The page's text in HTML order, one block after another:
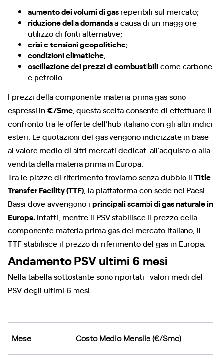
aumento dei volumi di gasreperibili sul mercato;
riduzione della domandaa causa di un maggiore
utilizzo di fonti alternative;
crisi e tensioni geopolitiche;
condizioni climatiche;
oscillazione dei prezzi di combustibilicome carbone
e petrolio.
I prezzi della componente materia prima gas sono
espressi in€/Smc , questa scelta consente di effettuare il
confronto tra le offerte dell’hub italiano con gli altri indici
esteri. Le quotazioni del gas vengono indicizzate in base
al valore medio di altri mercati dedicati all’acquisto o alla
vendita della materia prima in Europa.
Tra le piazze di riferimento troviamo senza dubbio il Title
Transfer Facility (TTF) , la piattaforma con sede nei Paesi
Bassi dove avvengono i principali scambi di gas naturale in
Europa. Infatti, mentre il PSV stabilisce il prezzo della
componente materia prima gas del mercato italiano, il
TTF stabilisce il prezzo di riferimento del gas in Europa.
Andamento PSV ultimi 6 mesi
Nella tabella sottostante sono riportati i valori medi del
PSV degli ultimi 6 mesi:
Mese Costo Medio Mensile (€/Smc)